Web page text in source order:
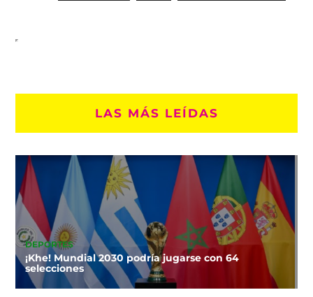
LAS MÁS LEÍDAS
DEPORTES
¡Khe! Mundial 2030 podría jugarse con 64
selecciones